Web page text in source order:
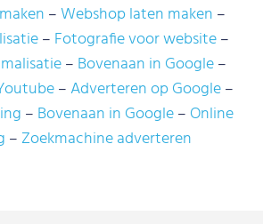
Webshop laten maken
Fotografie voor website
Bovenaan in Google
Adverteren op Google
Bovenaan in Google
Online
Zoekmachine adverteren